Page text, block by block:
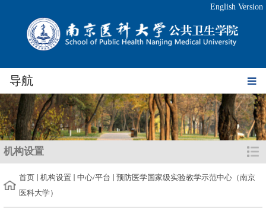
English Version
导航
机构设置
首页 机构设置 中心/平台
预防医学国家级实验教学示范中心（南京
医科大学）